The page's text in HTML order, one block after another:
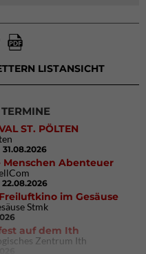
LISTANSICHT
ST. PÖLTEN
Menschen Abenteuer
im Gesäuse
Stmk
auf dem Ith
Zentrum Ith